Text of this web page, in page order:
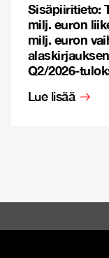
Sisäpiiritieto:
milj. euron
milj. euron
Q2/2026-
Lue lisää